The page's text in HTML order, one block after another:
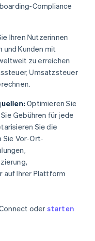
Compliance
Ihren Nutzerinnen
und Kunden mit
zu erreichen
Umsatzsteuer
Optimieren Sie
Gebühren für jede
Sie die
Sie Vor-Ort-
auf Ihrer Plattform
oder starten